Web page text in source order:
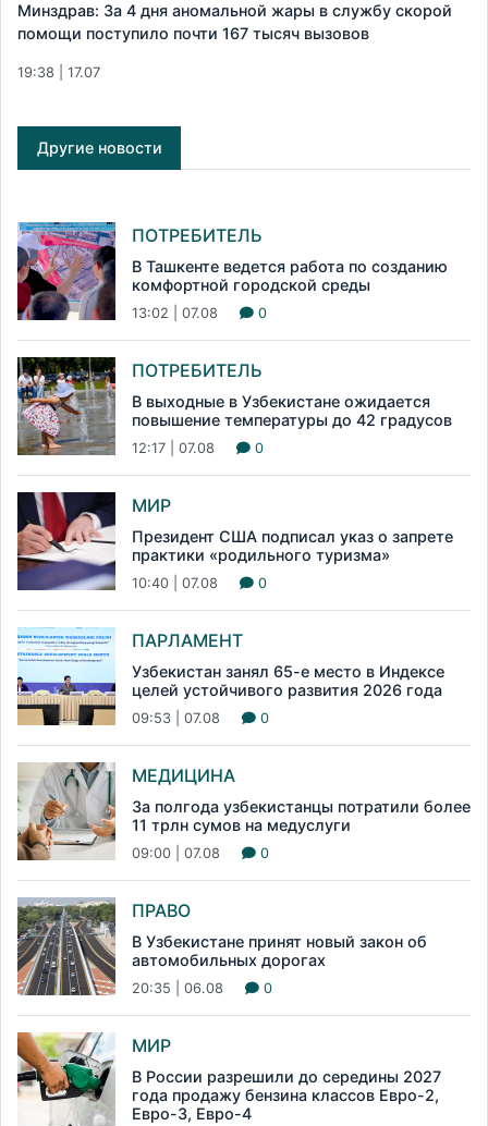
Минздрав: За 4 дня аномальной жары в службу скорой
помощи поступило почти 167 тысяч вызовов
19:38 | 17.07
Другие новости
ПОТРЕБИТЕЛЬ
В Ташкенте ведется работа по созданию
комфортной городской среды
13:02 | 07.08 0
ПОТРЕБИТЕЛЬ
В выходные в Узбекистане ожидается
повышение температуры до 42 градусов
12:17 | 07.08 0
МИР
Президент США подписал указ о запрете
практики «родильного туризма»
10:40 | 07.08 0
ПАРЛАМЕНТ
Узбекистан занял 65-е место в Индексе
целей устойчивого развития 2026 года
09:53 | 07.08 0
МЕДИЦИНА
За полгода узбекистанцы потратили более
11 трлн сумов на медуслуги
09:00 | 07.08 0
ПРАВО
В Узбекистане принят новый закон об
автомобильных дорогах
20:35 | 06.08 0
МИР
В России разрешили до середины 2027
года продажу бензина классов Евро-2,
Евро-3, Евро-4